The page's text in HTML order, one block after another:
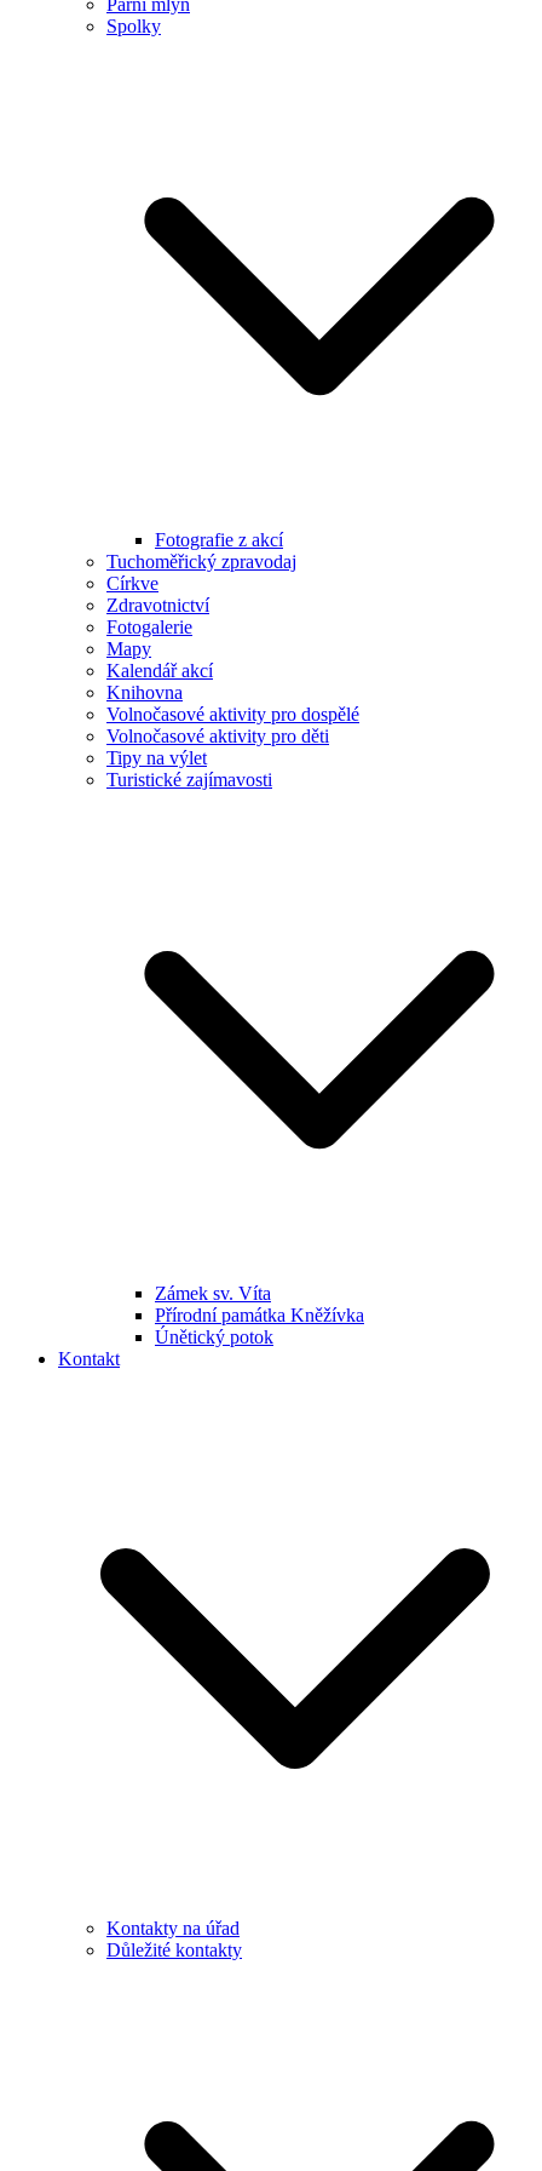
Spolky
Fotografie z akcí
Tuchoměřický zpravodaj
Církve
Zdravotnictví
Fotogalerie
Mapy
Kalendář akcí
Knihovna
Volnočasové aktivity pro dospělé
Volnočasové aktivity pro děti
Tipy na výlet
Turistické zajímavosti
Zámek sv. Víta
Přírodní památka Kněžívka
Únětický potok
Kontakt
Kontakty na úřad
Důležité kontakty